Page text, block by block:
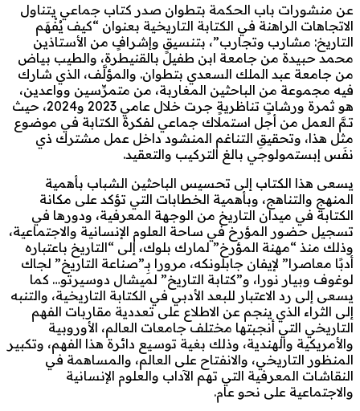
عن منشورات باب الحكمة بتطوان صدر كتاب جماعي يتناول
الاتجاهات الراهنة في الكتابة التاريخية بعنوان “كيف يُفْهَم
التاريخ: مشارب وتجارب”، بتنسيقٍ وإشرافٍ من الأستاذين
محمد حبيدة من جامعة ابن طفيل بالقنيطرة، والطيب بياض
من جامعة عبد الملك السعدي بتطوان. والمؤلَّف، الذي شارك
فيه مجموعة من الباحثين المغاربة، من متمرِّسين وواعدين،
هو ثمرة ورشاتٍ تناظريةٍ جرت خلال عامي 2023 و2024، حيث
تـمَّ العمل من أجل استملاك جماعي لفكرة الكتابة في موضوع
مثل هذا، وتحقيقِ التناغم المنشود داخل عمل مشترك ذي
نفَس إبستمولوجي بالغ التركيب والتعقيد.
يسعى هذا الكتاب إلى تحسيس الباحثين الشباب بأهمية
المنهج والتناهج، وبأهمية الخطابات التي تؤكد على مكانة
الكتابة في ميدان التاريخ من الوجهة المعرفية، ودورها في
تسجيل حضور المؤرخ في ساحة العلوم الإنسانية والاجتماعية،
وذلك منذ “مهنة المؤرخ” لمارك بلوك، إلى “التاريخ باعتباره
أدبًا معاصرا” لإيفان جابلونكه، مرورا بِـ”صناعة التاريخ” لجاك
لوغوف وبيار نورا، و”كتابة التاريخ” لميشال دوسيرتو… كما
يسعى إلى رد الاعتبار للبعد الأدبي في الكتابة التاريخية، والتنبه
إلى الثراء الذي ينجم عن الاطلاع على تعددية مقاربات الفهم
التاريخي التي أنجبتها مختلف جامعات العالم، الأوروبية
والأمريكية والهندية، وذلك بغية توسيع دائرة هذا الفهم، وتكبير
المنظور التاريخي، والانفتاح على العالم، والمساهمة في
النقاشات المعرفية التي تهم الآداب والعلوم الإنسانية
والاجتماعية على نحو عام.